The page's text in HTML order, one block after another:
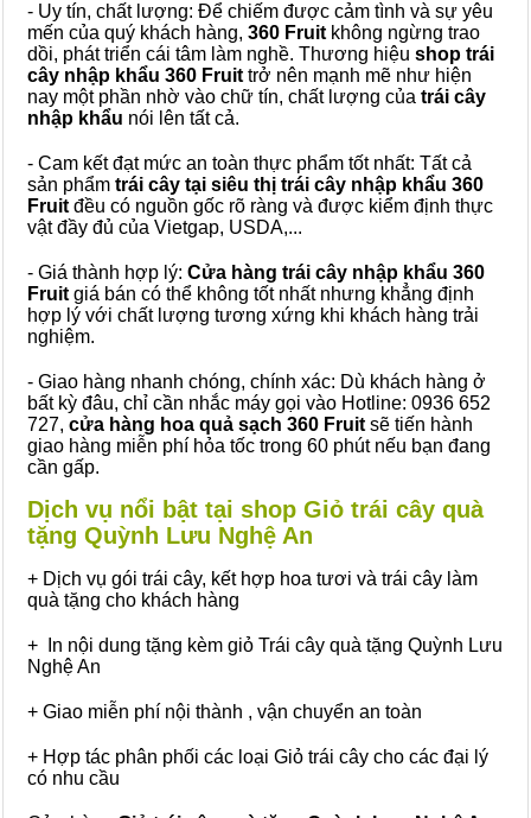
- Uy tín, chất lượng: Để chiếm được cảm tình và sự yêu
mến của quý khách hàng, 360 Fruit không ngừng trao
dồi, phát triển cái tâm làm nghề. Thương hiệu shop trái
cây nhập khẩu 360 Fruit trở nên mạnh mẽ như hiện
nay một phần nhờ vào chữ tín, chất lượng của trái cây
nhập khẩu nói lên tất cả.
- Cam kết đạt mức an toàn thực phẩm tốt nhất: Tất cả
sản phẩm trái cây tại siêu thị trái cây nhập khẩu 360
Fruit đều có nguồn gốc rõ ràng và được kiểm định thực
vật đầy đủ của Vietgap, USDA,...
- Giá thành hợp lý: Cửa hàng trái cây nhập khẩu 360
Fruit giá bán có thể không tốt nhất nhưng khẳng định
hợp lý với chất lượng tương xứng khi khách hàng trải
nghiệm.
- Giao hàng nhanh chóng, chính xác: Dù khách hàng ở
bất kỳ đâu, chỉ cần nhắc máy gọi vào Hotline: 0936 652
727, cửa hàng hoa quả sạch 360 Fruit sẽ tiến hành
giao hàng miễn phí hỏa tốc trong 60 phút nếu bạn đang
cần gấp.
Dịch vụ nổi bật tại shop Giỏ trái cây quà
tặng Quỳnh Lưu Nghệ An
+ Dịch vụ gói trái cây, kết hợp hoa tươi và trái cây làm
quà tặng cho khách hàng
+ In nội dung tặng kèm giỏ Trái cây quà tặng Quỳnh Lưu
Nghệ An
+ Giao miễn phí nội thành , vận chuyển an toàn
+ Hợp tác phân phối các loại Giỏ trái cây cho các đại lý
có nhu cầu